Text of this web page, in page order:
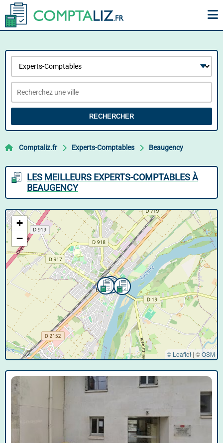
RECHERCHER
Comptaliz.fr Experts-Comptables Beaugency
LES MEILLEURS EXPERTS-COMPTABLES À
BEAUGENCY
+
−
© Leaflet | ©OSM